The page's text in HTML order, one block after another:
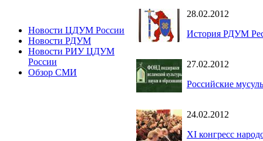
Новости ЦДУМ России
Новости РДУМ
Новости РИУ ЦДУМ
России
Обзор СМИ
28.02.2012
История РДУМ
27.02.2012
Российские
24.02.2012
XI конгресс